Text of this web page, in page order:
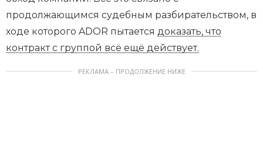
продолжающимся судебным разбирательством, в
ходе которого ADOR пытается доказать, что
контракт с группой всё ещё действует.
РЕКЛАМА – ПРОДОЛЖЕНИЕ НИЖЕ